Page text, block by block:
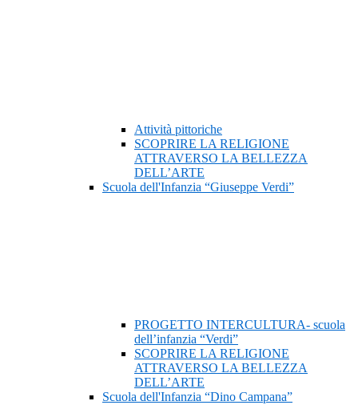
Attività pittoriche
SCOPRIRE LA RELIGIONE
ATTRAVERSO LA BELLEZZA
DELL’ARTE
Scuola dell'Infanzia “Giuseppe Verdi”
PROGETTO INTERCULTURA- scuola
dell’infanzia “Verdi”
SCOPRIRE LA RELIGIONE
ATTRAVERSO LA BELLEZZA
DELL’ARTE
Scuola dell'Infanzia “Dino Campana”